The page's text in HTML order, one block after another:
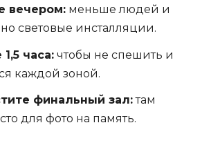
вечером: меньше людей и
световые инсталляции.
часа: чтобы не спешить и
каждой зоной.
финальный зал:там
для фото на память.